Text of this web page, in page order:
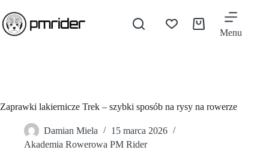
do
treści
KoszykMenu
Zaprawki lakiernicze Trek – szybki sposób na rysy na rowerze
Damian Miela
15 marca 2026
Akademia Rowerowa PM Rider